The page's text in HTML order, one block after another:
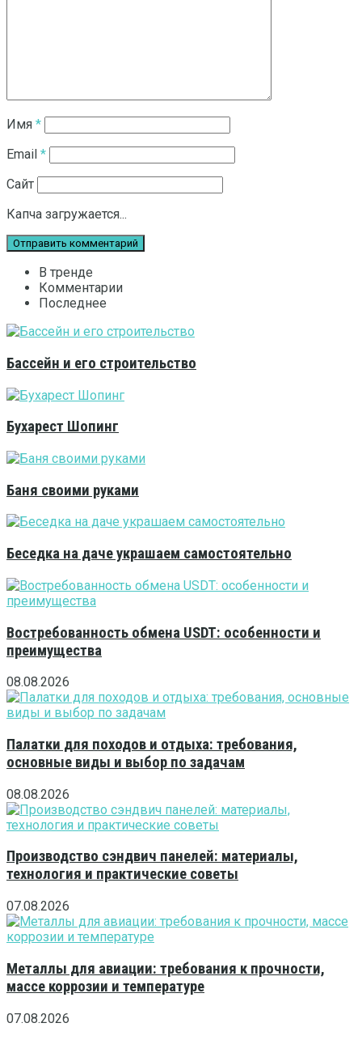
Имя *
Email *
Сайт
Капча загружается...
В тренде
Комментарии
Последнее
Бассейн и его строительство
Бухарест Шопинг
Баня своими руками
Беседка на даче украшаем самостоятельно
Востребованность обмена USDT: особенности и
преимущества
08.08.2026
Палатки для походов и отдыха: требования,
основные виды и выбор по задачам
08.08.2026
Производство сэндвич панелей: материалы,
технология и практические советы
07.08.2026
Металлы для авиации: требования к прочности,
массе коррозии и температуре
07.08.2026